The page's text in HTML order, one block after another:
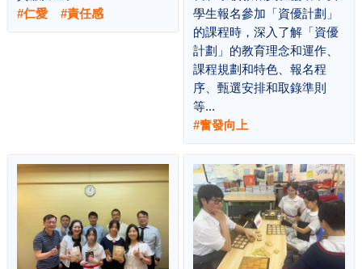
#仁愛 #責任感
學生報名參加「資優計劃」
的課程時，深入了解「資優
計劃」的教育理念和運作、
課程規劃和特色、報名程
序、甄選安排和取錄準則
等...
#奮發向上